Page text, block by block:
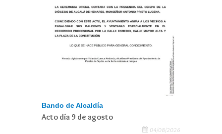
Bando de Alcaldía
Acto día 9 de agosto
04/08/2026